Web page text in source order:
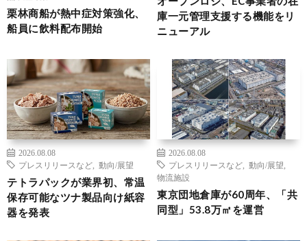
栗林商船が熱中症対策強化、
船員に飲料配布開始
庫一元管理支援する機能をリ
ニューアル
2026.08.08
プレスリリースなど
動向/展望
テトラパックが業界初、常温
保存可能なツナ製品向け紙容
器を発表
2026.08.08
プレスリリースなど
動向/展望
物流施設
東京団地倉庫が60周年、「共
同型」53.8万㎡を運営